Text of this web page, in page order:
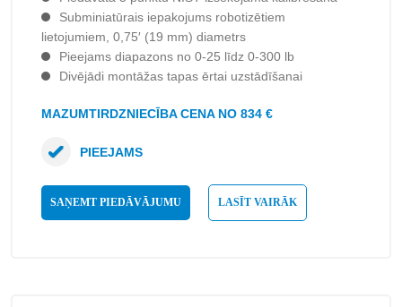
Subminiatūrais iepakojums robotizētiem
lietojumiem, 0,75′ (19 mm) diametrs
Pieejams diapazons no 0-25 līdz 0-300 lb
Divējādi montāžas tapas ērtai uzstādīšanai
MAZUMTIRDZNIECĪBA CENA NO 834 €
SAŅEMT PIEDĀVĀJUMU LASĪT VAIRĀK
PIEEJAMS